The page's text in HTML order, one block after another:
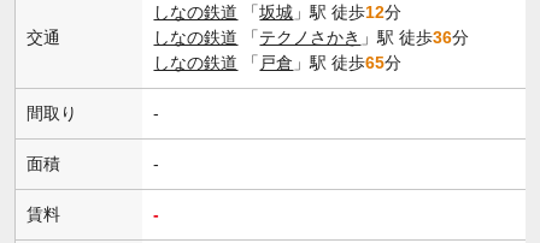
交通
しなの鉄道 「坂城 」駅 徒歩12分
しなの鉄道 「テクノさかき 」駅 徒歩36分
しなの鉄道 「 戸倉 」駅 徒歩65分
間取り -
面積 -
賃料 -